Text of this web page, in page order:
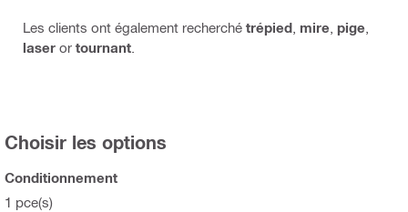
Les clients ont également recherché trépied mire pige
laser or tournant
Choisir les options
Conditionnement
1 pce(s)